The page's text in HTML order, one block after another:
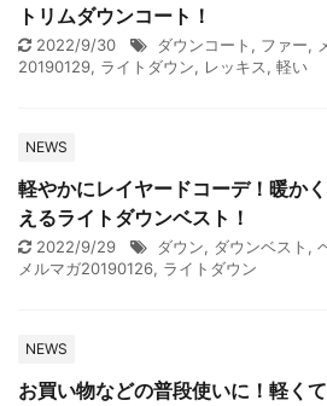
トリムダウンコート！
2022/9/30 ダウンコート , ファー,
20190129, ライトダウン, レッキス, 軽い
NEWS
軽やかにレイヤードコーデ！暖か
えるライトダウンベスト！
2022/9/29 ダウン, ダウンベスト ,
メルマガ20190126, ライトダウン
NEWS
お買い物などの普段使いに！軽く